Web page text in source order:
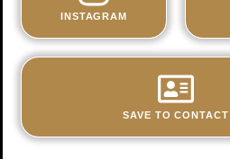
INSTAGRAM
SAVE TO CONTACT